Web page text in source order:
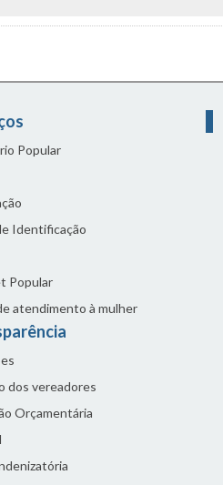
Popular
Identificação
Popular
atendimento à mulher
dos vereadores
Orçamentária